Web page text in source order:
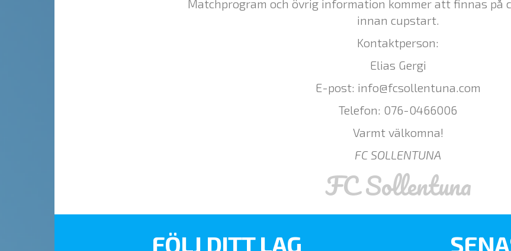
Matchprogram och övrig information kommer att finnas på
innan cupstart.
Kontaktperson:
Elias Gergi
E-post: info@fcsollentuna.com
Telefon: 076-0466006
Varmt välkomna!
FC SOLLENTUNA
FC Sollentuna
FÖLJ DITT LAG